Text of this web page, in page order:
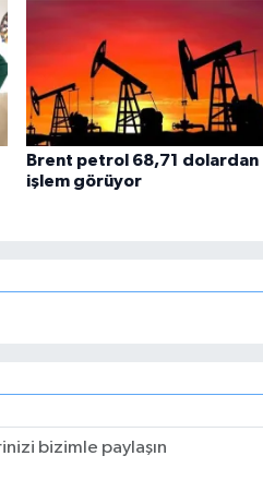
Brent petrol 68,71 dolardan
işlem görüyor